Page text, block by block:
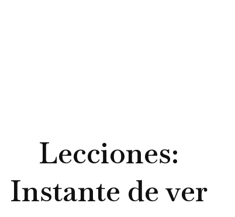
actividades más actuales que se
en la sección
Lecciones:
Instante de ver